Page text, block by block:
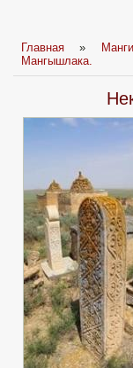
Главная »
Мангышлака.